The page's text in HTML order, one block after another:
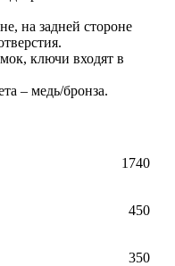
на задней стороне
ключи входят в
– медь/бронза.
1740
450
350